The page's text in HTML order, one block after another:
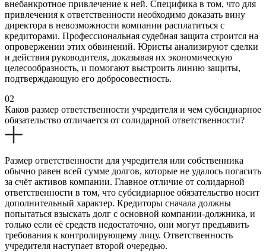
внебанкротное привлечение к ней. Специфика в том, что для
привлечения к ответственности необходимо доказать вину
директора в невозможности компании расплатиться с
кредиторами. Профессиональная судебная защита строится на
опровержении этих обвинений. Юристы анализируют сделки
и действия руководителя, доказывая их экономическую
целесообразность, и помогают выстроить линию защиты,
подтверждающую его добросовестность.
02
Каков размер ответственности учредителя и чем субсидиарное
обязательство отличается от солидарной ответственности?
Размер ответственности для учредителя или собственника
обычно равен всей сумме долгов, которые не удалось погасить
за счёт активов компании. Главное отличие от солидарной
ответственности в том, что субсидиарное обязательство носит
дополнительный характер. Кредиторы сначала должны
попытаться взыскать долг с основной компании-должника, и
только если её средств недостаточно, они могут предъявить
требования к контролирующему лицу. Ответственность
учредителя наступает второй очередью.